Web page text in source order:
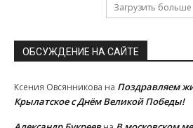
Загрузить больше
ОБСУЖДЕНИЕ НА САЙТЕ
Ксения Овсянникова на Поздравляем
Крылатское с Днём Великой Победы!